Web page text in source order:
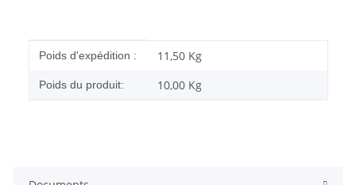
#productDetails.itemInformation#
#productDetails.itemValue#
Poids d'expédition : 11,50 Kg
Poids du produit: 10,00 Kg